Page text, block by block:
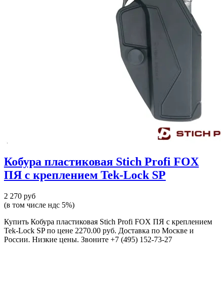
Кобура пластиковая Stich Profi FOX
ПЯ с креплением Tek-Lock SP
2 270 руб
(в том числе ндс 5%)
Купить Кобура пластиковая Stich Profi FOX ПЯ с креплением
Tek-Lock SP по цене 2270.00 руб. Доставка по Москве и
России. Низкие цены. Звоните +7 (495) 152-73-27